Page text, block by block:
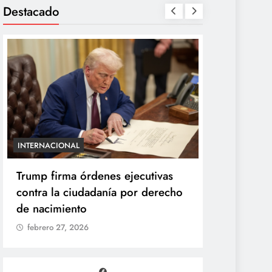
Destacado
INTERNACIONAL
Trump firma órdenes ejecutivas
contra la ciudadanía por derecho
de nacimiento
febrero 27, 2026